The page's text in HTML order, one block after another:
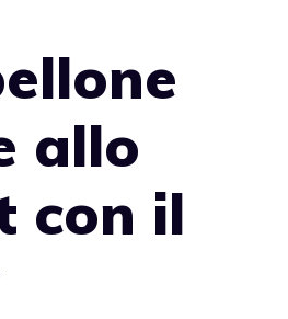
allo
con il